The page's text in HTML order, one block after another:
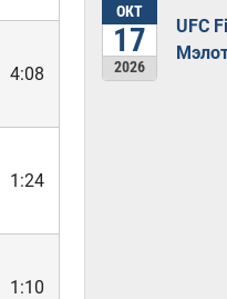
4:08
1:24
1:10
ОКТ
17
2026
UFC